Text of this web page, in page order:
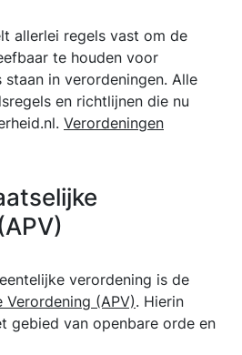
allerlei regels vast om de
te houden voor
staan in verordeningen. Alle
en richtlijnen die nu
Verordeningen
verordening is de
Verordening (APV). Hierin
gebied van openbare orde en